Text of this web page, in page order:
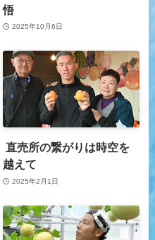
悟
2025年10月6日
直売所の繋がりは時空を
越えて
2025年2月1日